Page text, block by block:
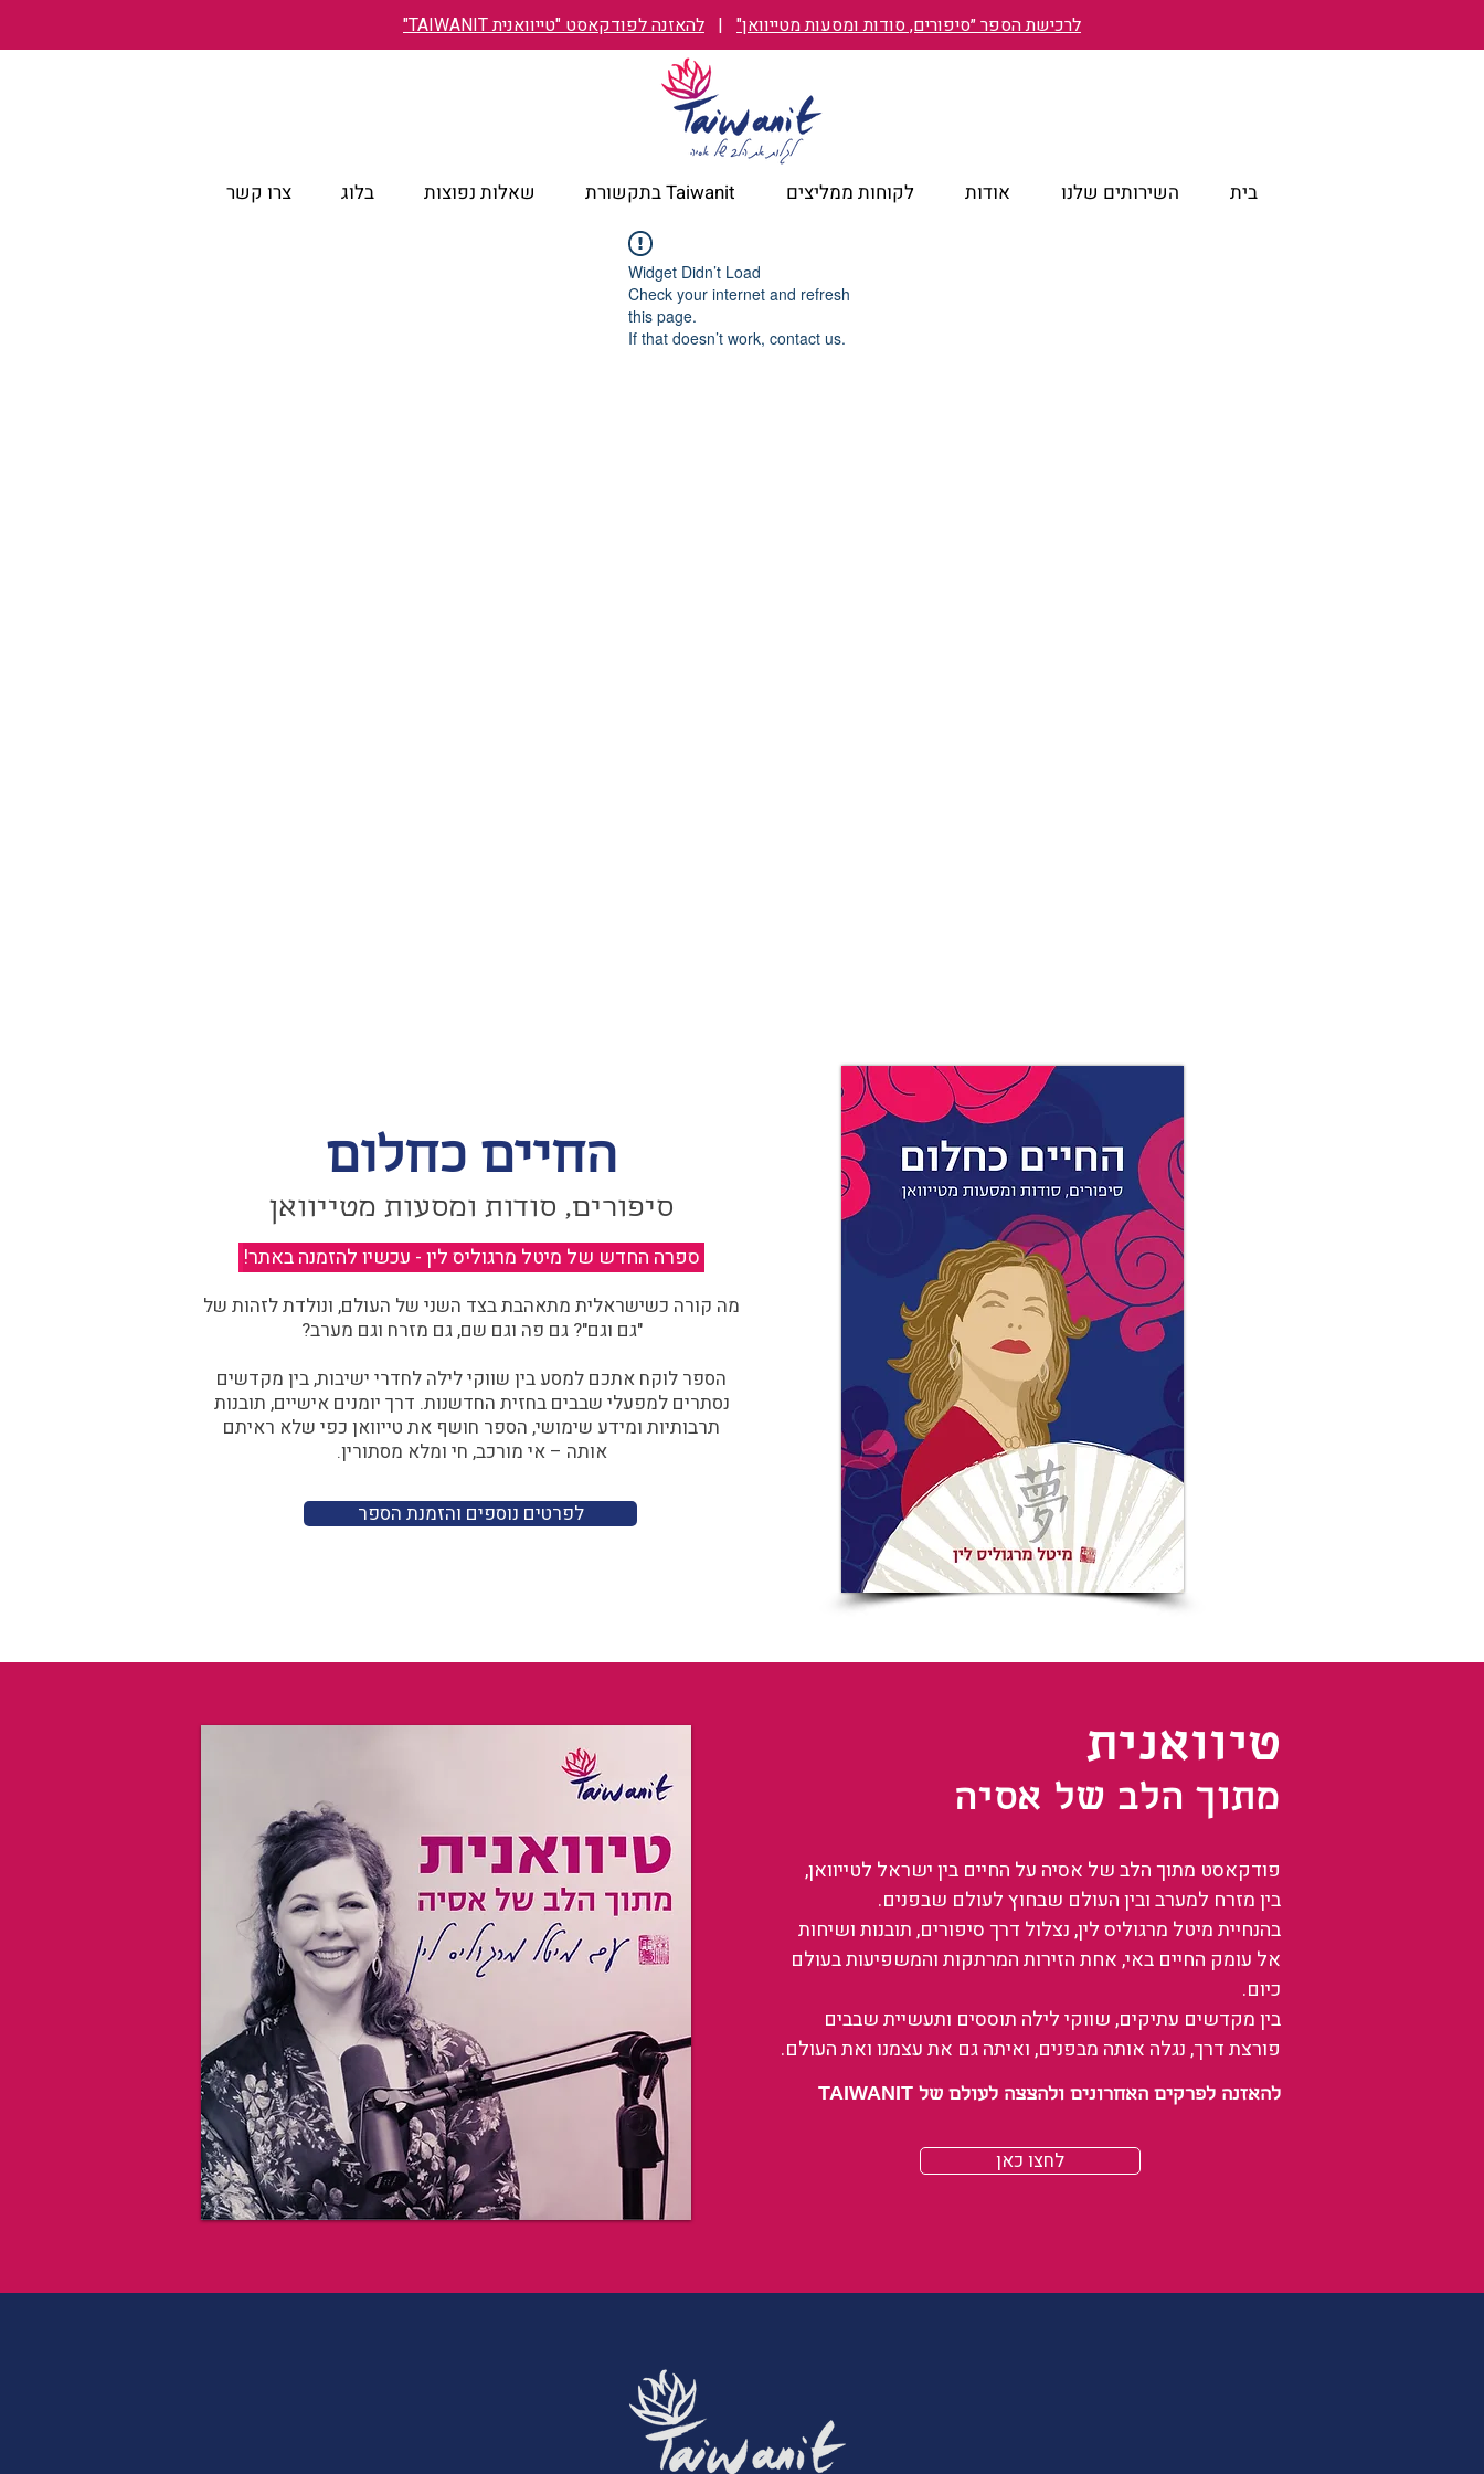
לרכישת הספר ״סיפורים, סודות ומסעות מטייוואן" | להאזנה לפודקאסט "טייוואנית TAIWANIT"
בית השירותים שלנו אודות לקוחות ממליצים Taiwanit בתקשורת שאלות נפוצות בלוג צרו קשר
Widget Didn’t Load
Check your internet and refresh
this page.
If that doesn’t work, contact us.
החיים כחלום
סיפורים, סודות ומסעות מטייוואן
ספרה החדש של מיטל מרגוליס לין - עכשיו להזמנה באתר!
מה קורה כשישראלית מתאהבת בצד השני של העולם, ונולדת לזהות של
"גם וגם"? גם פה וגם שם, גם מזרח וגם מערב?​​
הספר לוקח אתכם למסע בין שווקי לילה לחדרי ישיבות, בין מקדשים
נסתרים למפעלי שבבים בחזית החדשנות. דרך יומנים אישיים, תובנות
תרבותיות ומידע שימושי, הספר חושף את טייוואן כפי שלא ראיתם
אותה – אי מורכב, חי ומלא מסתורין.
לפרטים נוספים והזמנת הספר
טיוואנית
מתוך הלב של אסיה
פודקאסט מתוך הלב של אסיה על החיים בין ישראל לטייוואן,
בין מזרח למערב ובין העולם שבחוץ לעולם שבפנים.
בהנחיית מיטל מרגוליס לין, נצלול דרך סיפורים, תובנות ושיחות
אל עומק החיים באי, אחת הזירות המרתקות והמשפיעות בעולם
כיום.
בין מקדשים עתיקים, שווקי לילה תוססים ותעשיית שבבים
פורצת דרך, נגלה אותה מבפנים, ואיתה גם את עצמנו ואת העולם.
להאזנה לפרקים האחרונים ולהצצה לעולם של TAIWANIT
לחצו כאן